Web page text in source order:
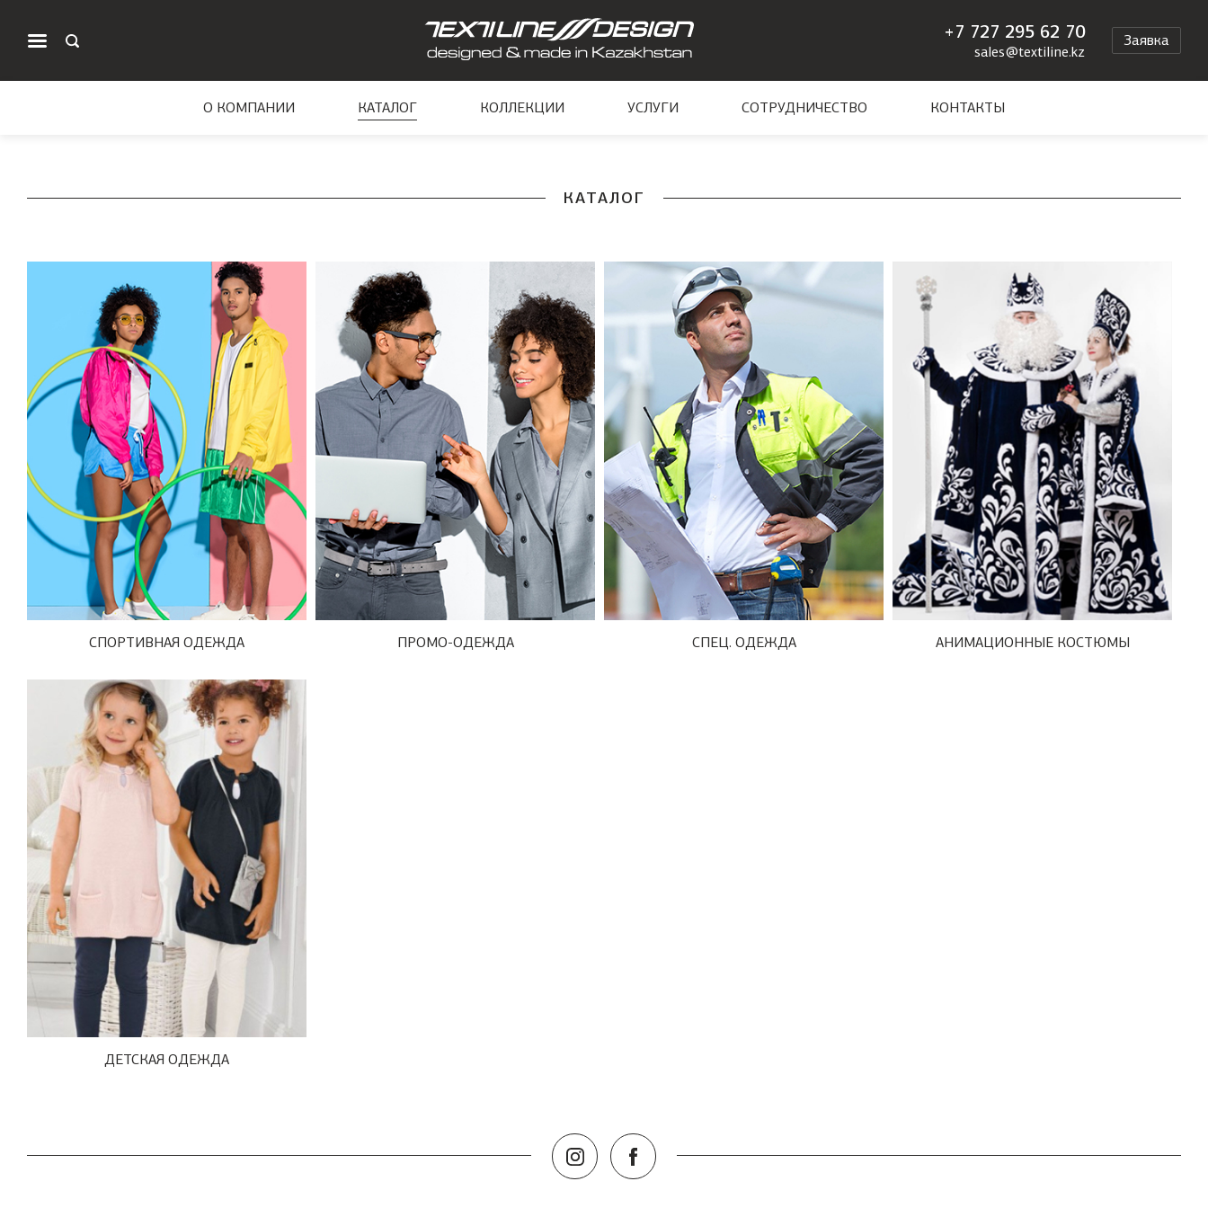
Заявка
+7 727 295 62 70
sales@textiline.kz
О КОМПАНИИ КАТАЛОГ КОЛЛЕКЦИИ УСЛУГИ СОТРУДНИЧЕСТВО КОНТАКТЫ
КАТАЛОГ
СПОРТИВНАЯ ОДЕЖДА ПРОМО-ОДЕЖДА СПЕЦ. ОДЕЖДА АНИМАЦИОННЫЕ КОСТЮМЫ
ДЕТСКАЯ ОДЕЖДА